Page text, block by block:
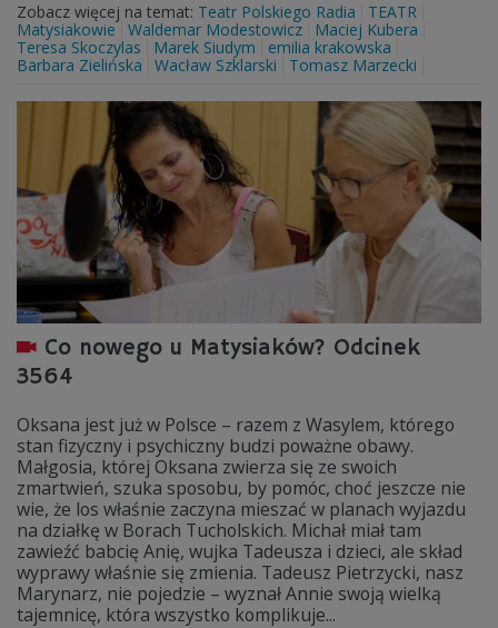
Zobacz więcej na temat: Teatr Polskiego Radia
TEATR
Matysiakowie
Waldemar Modestowicz
Maciej Kubera
Teresa Skoczylas
Marek Siudym
emilia krakowska
Barbara Zielińska
Wacław Szklarski Tomasz Marzecki
Co nowego u Matysiaków? Odcinek
3564
Oksana jest już w Polsce – razem z Wasylem, którego
stan fizyczny i psychiczny budzi poważne obawy.
Małgosia, której Oksana zwierza się ze swoich
zmartwień, szuka sposobu, by pomóc, choć jeszcze nie
wie, że los właśnie zaczyna mieszać w planach wyjazdu
na działkę w Borach Tucholskich. Michał miał tam
zawieźć babcię Anię, wujka Tadeusza i dzieci, ale skład
wyprawy właśnie się zmienia. Tadeusz Pietrzycki, nasz
Marynarz, nie pojedzie – wyznał Annie swoją wielką
tajemnicę, która wszystko komplikuje...